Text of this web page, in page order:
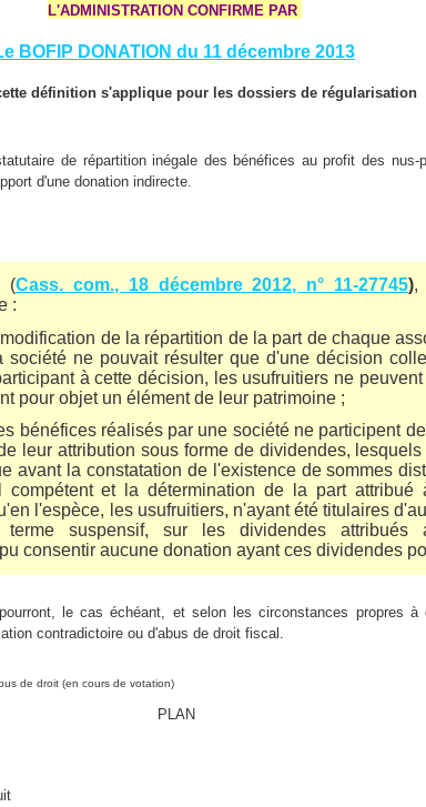
L'ADMINISTRATION CONFIRME PAR
BOFIP DONATION du 11 décembre 2013
définition s'applique pour les dossiers de régularisation
de répartition inégale des bénéfices au profit des nus-
d'une donation indirecte.
(Cass. com., 18 décembre 2012, n° 11-27745),
:
de la répartition de la part de chaque
société ne pouvait résulter que d'une décision
à cette décision, les usufruitiers ne
pour objet un élément de leur patrimoine ;
bénéfices réalisés par une société ne participent
leur attribution sous forme de dividendes,
avant la constatation de l'existence de sommes
compétent et la détermination de la part attribué
l'espèce, les usufruitiers, n'ayant été titulaires
suspensif, sur les dividendes attribués
consentir aucune donation ayant ces dividendes
le cas échéant, et selon les circonstances propres à
contradictoire ou d'abus de droit fiscal.
de droit (en cours de votation)
PLAN